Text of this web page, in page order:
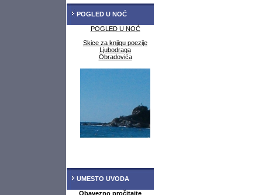
POGLED U NOĆ
POGLED U NOĆ
Skice za knjigu poezije
Ljubodraga
Obradovića
UMESTO UVODA
Obavezno pročitajte